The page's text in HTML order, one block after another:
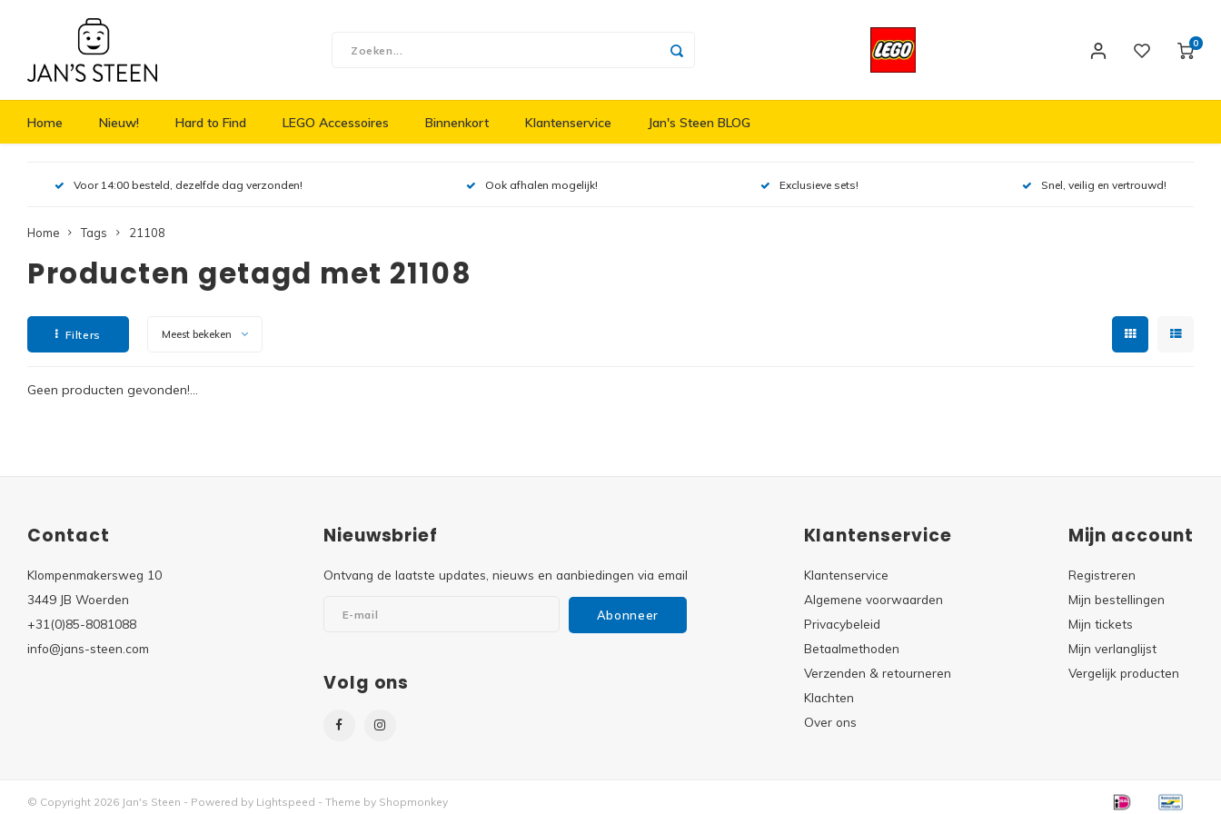
0
Home Nieuw! Hard to Find LEGO Accessoires Binnenkort Klantenservice Jan's Steen BLOG
Voor 14:00 besteld, dezelfde dag verzonden! Ook afhalen mogelijk! Exclusieve sets! Snel, veilig en vertrouwd!
Home Tags 21108
Producten getagd met 21108
Filters Meest bekeken
Geen producten gevonden!...
Contact
Klompenmakersweg 10
3449 JB Woerden
+31(0)85-8081088
info@jans-steen.com
Nieuwsbrief
Ontvang de laatste updates, nieuws en aanbiedingen via email
Abonneer
Volg ons
Klantenservice
Klantenservice
Algemene voorwaarden
Privacybeleid
Betaalmethoden
Verzenden & retourneren
Klachten
Over ons
Mijn account
Registreren
Mijn bestellingen
Mijn tickets
Mijn verlanglijst
Vergelijk producten
© Copyright 2026 Jan's Steen - Powered by Lightspeed - Theme by Shopmonkey